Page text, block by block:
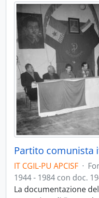
IT CGIL-PU APCISF ·
1944 - 1984 con doc.
La documentazione